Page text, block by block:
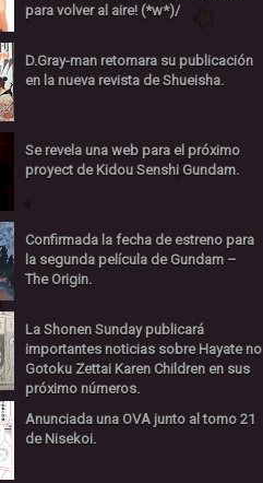
para volver al aire! (*w*)/
D.Gray-man retomara su publicación
en la nueva revista de Shueisha.
Se revela una web para el próximo
proyect de Kidou Senshi Gundam.
Confirmada la fecha de estreno para
la segunda película de Gundam –
The Origin.
La Shonen Sunday publicará
importantes noticias sobre Hayate no
Gotoku Zettai Karen Children en sus
próximo números.
Anunciada una OVA junto al tomo 21
de Nisekoi.